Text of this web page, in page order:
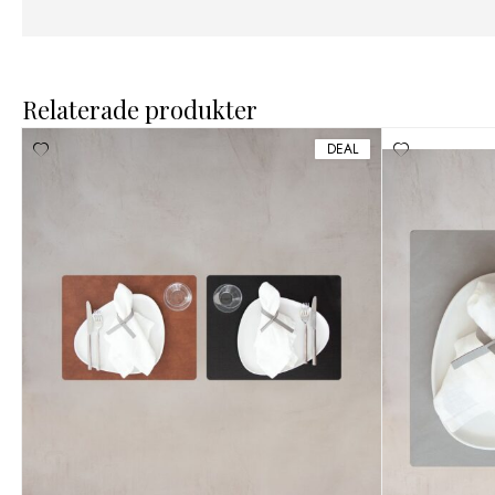
Relaterade produkter
DEAL